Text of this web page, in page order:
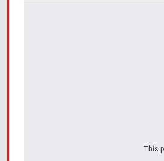
This